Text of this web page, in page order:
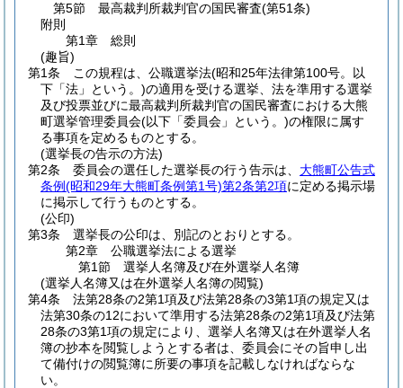
第5節
最高裁判所裁判官の国民審査(第51条)
附則
第1章
総則
(趣旨)
第1条
この規程は、公職選挙法(昭和25年法律第100号。以
下「法」という。)の適用を受ける選挙、法を準用する選挙
及び投票並びに最高裁判所裁判官の国民審査における大熊
町選挙管理委員会(以下「委員会」という。)の権限に属す
る事項を定めるものとする。
(選挙長の告示の方法)
第2条
委員会の選任した選挙長の行う告示は、 大熊町公告式
条例(昭和29年大熊町条例第1号)第2条第2項に定める掲示場
に掲示して行うものとする。
(公印)
第3条
選挙長の公印は、別記のとおりとする。
第2章
公職選挙法による選挙
第1節
選挙人名簿及び在外選挙人名簿
(選挙人名簿又は在外選挙人名簿の閲覧)
第4条
法第28条の2第1項及び法第28条の3第1項の規定又は
法第30条の12において準用する法第28条の2第1項及び法第
28条の3第1項の規定により、選挙人名簿又は在外選挙人名
簿の抄本を閲覧しようとする者は、委員会にその旨申し出
て備付けの閲覧簿に所要の事項を記載しなければならな
い。